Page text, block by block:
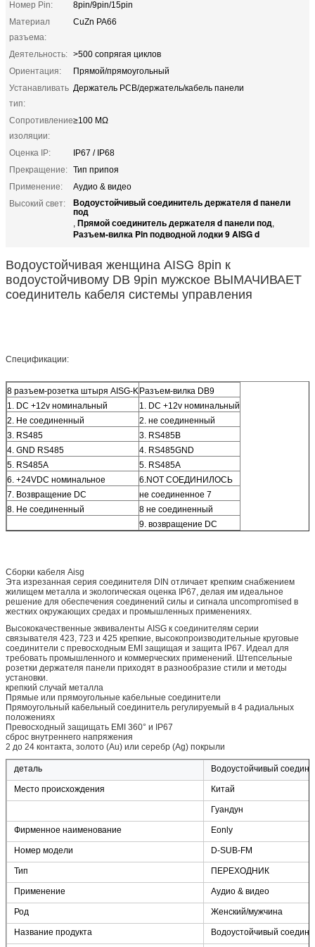
Номер Pin:
8pin/9pin/15pin
Материал
разъема:
CuZn PA66
Деятельность: >500 сопрягая циклов
Ориентация:
Прямой/прямоугольный
Устанавливать
тип:
Держатель PCB/держатель/кабель панели
Сопротивление
изоляции:
≥100 MΩ
Оценка IP:
IP67 / IP68
Прекращение: Тип припоя
Применение:
Аудио & видео
Высокий свет:
Водоустойчивый соединитель держателя d панели
под
, Прямой соединитель держателя d панели под,
Разъем-вилка Pin подводной лодки 9 AISG d
Водоустойчивая женщина AISG 8pin к
водоустойчивому DB 9pin мужское ВЫМАЧИВАЕТ
соединитель кабеля системы управления
Спецификации:
8 разъем-розетка штыря AISG-KРазъем-вилка DB9
1. DC +12v номинальный
1. DC +12v номинальный
2. Не соединенный
2. не соединенный
3. RS485
3. RS485B
4. GND RS485
4. RS485GND
5. RS485A
5. RS485A
6. +24VDC номинальное
6.NOT СОЕДИНИЛОСЬ
7. Возвращение DC
не соединенное 7
8. Не соединенный
8 не соединенный
9. возвращение DC
Сборки кабеля Aisg
Эта изрезанная серия соединителя DIN отличает крепким снабжением
жилищем металла и экологическая оценка IP67, делая им идеальное
решение для обеспечения соединений силы и сигнала uncompromised в
жестких окружающих средах и промышленных применениях.
Высококачественные эквиваленты AISG к соединителям серии
связывателя 423, 723 и 425 крепкие, высокопроизводительные круговые
соединители с превосходным EMI защищая и защита IP67. Идеал для
требовать промышленного и коммерческих применений. Штепсельные
розетки держателя панели приходят в разнообразие стили и методы
установки.
крепкий случай металла
Прямые или прямоугольные кабельные соединители
Прямоугольный кабельный соединитель регулируемый в 4 радиальных
положениях
Превосходный защищать EMI 360° и IP67
сброс внутреннего напряжения
2 до 24 контакта, золото (Au) или серебр (Ag) покрыли
деталь Водоустойчивый
Место происхождения Китай
Гуандун
Фирменное наименование Eonly
Номер модели D-SUB-FM
Тип ПЕРЕХОДНИК
Применение Аудио & видео
Род Женский/мужчина
Название продукта Водоустойчивый